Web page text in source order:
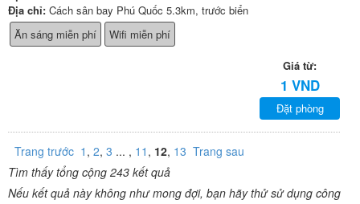
Địa chỉ: Cách sân bay Phú Quốc 5.3km, trước biển
Ăn sáng miễn phí
Wifi miễn phí
Giá từ:
1 VND
Đặt phòng
Trang trước 1 , 2, 3 ... , 11 , 12, 13 Trang sau
Tìm thấy tổng cộng 243 kết quả
Nếu kết quả này không như mong đợi, bạn hãy thử sử dụng công